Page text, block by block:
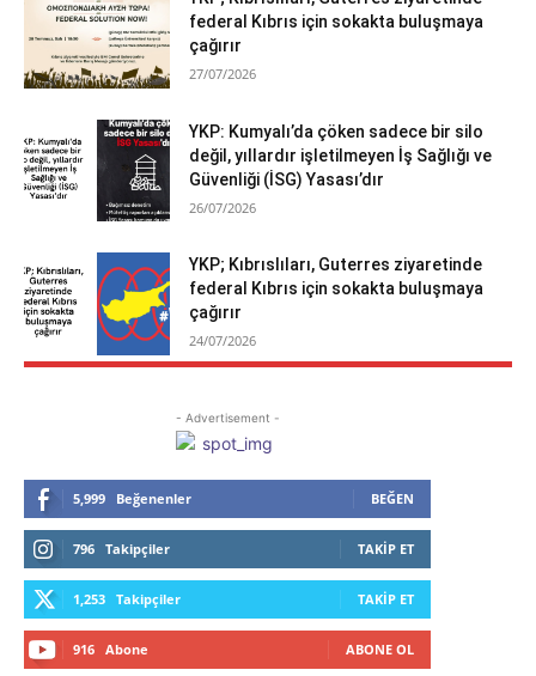
federal Kıbrıs için sokakta buluşmaya
çağırır
27/07/2026
YKP: Kumyalı’da çöken sadece bir silo
değil, yıllardır işletilmeyen İş Sağlığı ve
Güvenliği (İSG) Yasası’dır
26/07/2026
YKP; Kıbrıslıları, Guterres ziyaretinde
federal Kıbrıs için sokakta buluşmaya
çağırır
24/07/2026
- Advertisement -
5,999 Beğenenler BEĞEN
796 Takipçiler TAKIP ET
1,253 Takipçiler TAKIP ET
916 Abone ABONE OL